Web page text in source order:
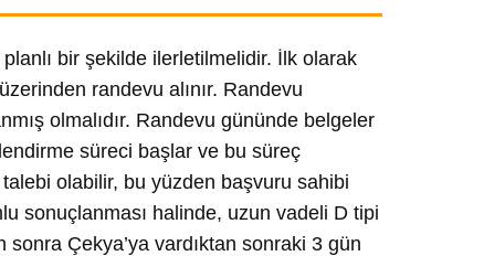
bir şekilde ilerletilmelidir. İlk olarak
randevu alınır. Randevu
olmalıdır. Randevu gününde belgeler
süreci başlar ve bu süreç
olabilir, bu yüzden başvuru sahibi
sonuçlanması halinde, uzun vadeli D tipi
Çekya’ya vardıktan sonraki 3 gün